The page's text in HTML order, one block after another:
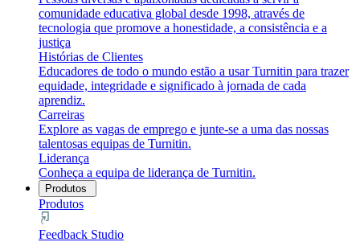
comunidade educativa global desde 1998, através de
tecnologia que promove a honestidade, a consistência e a
justiça
Histórias de Clientes
Educadores de todo o mundo estão a usar Turnitin para trazer
equidade, integridade e significado à jornada de cada
aprendiz.
Carreiras
Explore as vagas de emprego e junte-se a uma das nossas
talentosas equipas de Turnitin.
Liderança
Conheça a equipa de liderança de Turnitin.
Produtos
Produtos
Feedback Studio